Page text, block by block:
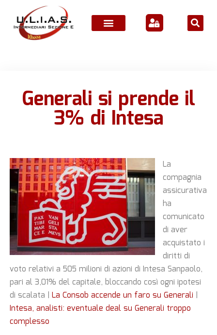
Generali si prende il
3% di Intesa
La
compagnia
assicurativa
ha
comunicato
di aver
acquistato i
diritti di
voto relativi a 505 milioni di azioni di Intesa Sanpaolo,
pari al 3,01% del capitale, bloccando così ogni ipotesi
di scalata | La Consob accende un faro su Generali |
Intesa, analisti: eventuale deal su Generali troppo
complesso